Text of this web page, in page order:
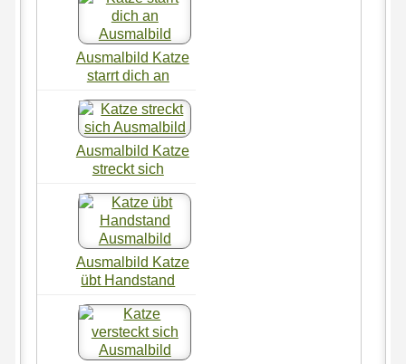
Ausmalbild Katze
starrt dich an
Ausmalbild Katze
streckt sich
Ausmalbild Katze
übt Handstand